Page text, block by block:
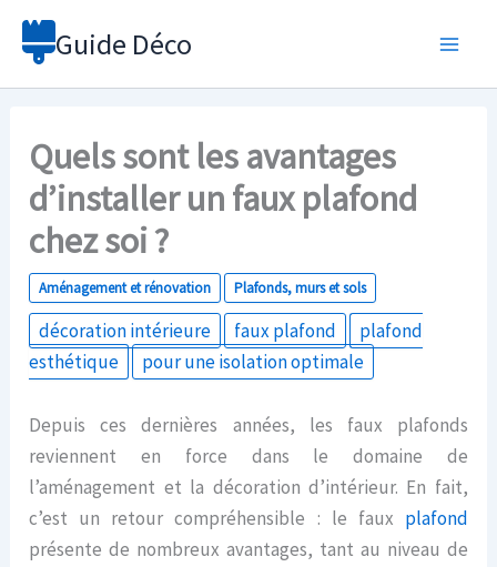
Aller
Guide Déco
Quels sont les avantages
d’installer un faux plafond
chez soi ?
Aménagement et rénovation Plafonds, murs et sols
décoration intérieure faux plafond
plafond
esthétique
pour une isolation optimale
Depuis ces dernières années, les faux plafonds
reviennent en force dans le domaine de
l’aménagement et la décoration d’intérieur. En fait,
c’est un retour compréhensible : le faux plafond
présente de nombreux avantages, tant au niveau de